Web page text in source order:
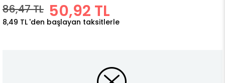
86,47 TL 50,92 TL
8,49 TL 'den başlayan taksitlerle